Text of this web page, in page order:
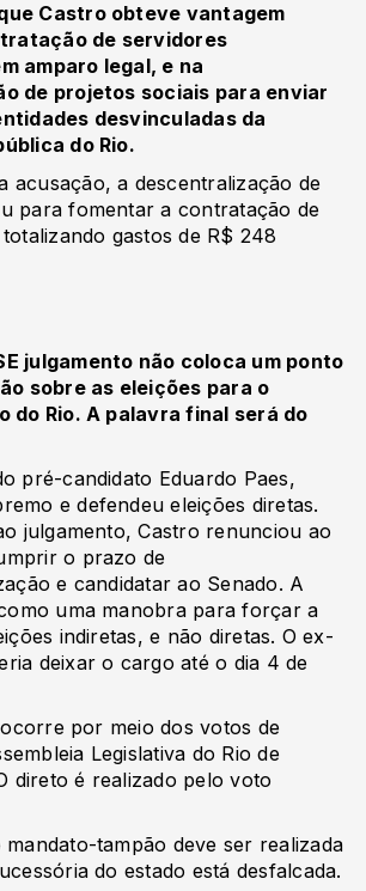
Castro obteve vantagem
de servidores
amparo legal, e na
de projetos sociais para enviar
desvinculadas da
do Rio.
acusação, a descentralização de
para fomentar a contratação de
gastos de R$ 248
julgamento não coloca um ponto
sobre as eleições para o
do Rio. A palavra final será do
pré-candidato Eduardo Paes,
e defendeu eleições diretas.
julgamento, Castro renunciou ao
o prazo de
e candidatar ao Senado. A
uma manobra para forçar a
indiretas, e não diretas. O ex-
deixar o cargo até o dia 4 de
por meio dos votos de
Legislativa do Rio de
direto é realizado pelo voto
tampão deve ser realizada
do estado está desfalcada.